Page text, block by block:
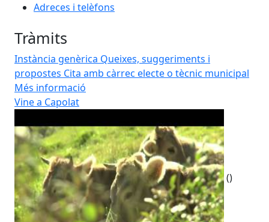
Adreces i telèfons
Tràmits
Instància genèrica Queixes, suggeriments i
propostes Cita amb càrrec electe o tècnic municipal
Més informació
Vine a Capolat
()